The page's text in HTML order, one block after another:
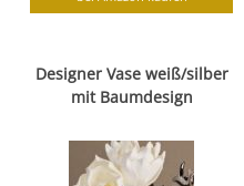
Designer Vase weiß/silber
mit Baumdesign